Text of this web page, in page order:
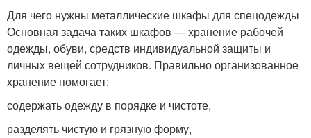
Для чего нужны металлические шкафы для спецодежды
Основная задача таких шкафов — хранение рабочей
одежды, обуви, средств индивидуальной защиты и
личных вещей сотрудников. Правильно организованное
хранение помогает:
содержать одежду в порядке и чистоте,
разделять чистую и грязную форму,